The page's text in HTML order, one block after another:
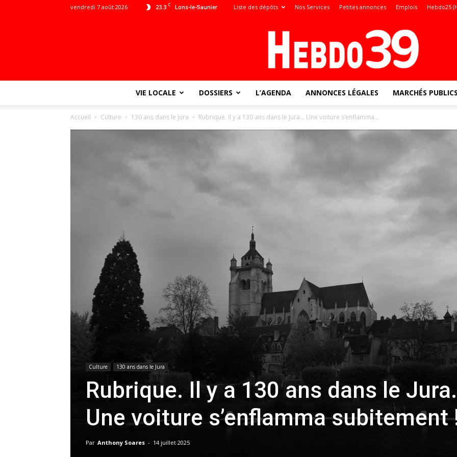
23.3 C Lons-le-Saunier
vendredi 7 août 2026 Liste des dépôts Nos Services Petites annonces Emplois Hebdo25
l'info
VIE LOCALE DOSSIERS L’AGENDA ANNONCES LÉGALES MARCHÉS
Accueil Culture 130 ans dans le Jura Rubrique. Il y a 130 ans dans le Jura… Une voiture s’enflamma...
Culture 130 ans dans le Jura
Rubrique. Il y a 130 ans dans le
Une voiture s’enflamma subitement
Par Anthony Soares - 14 juillet 2025